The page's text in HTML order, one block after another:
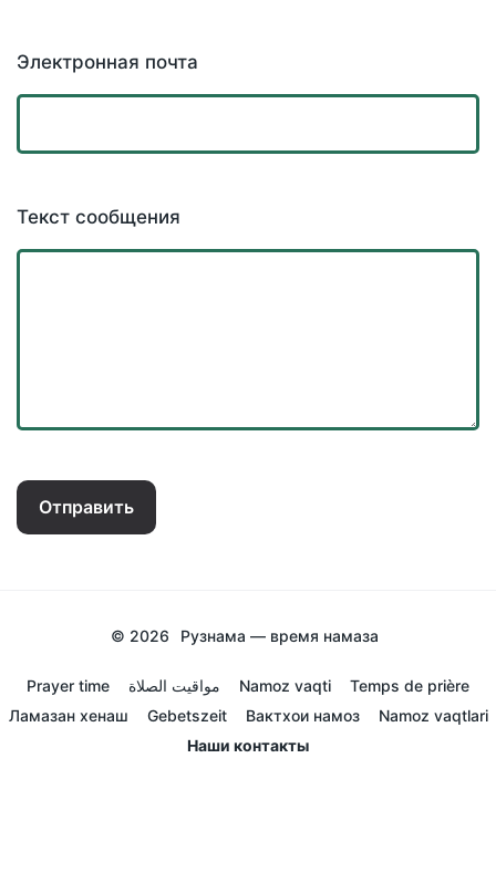
Электронная почта
Текст сообщения
Отправить
© 2026 Рузнама — время намаза
Prayer time مواقيت الصلاة Namoz vaqti
Temps de prière
Ламазан хенаш
Gebetszeit Вактхои намоз
Namoz vaqtlari
Наши контакты